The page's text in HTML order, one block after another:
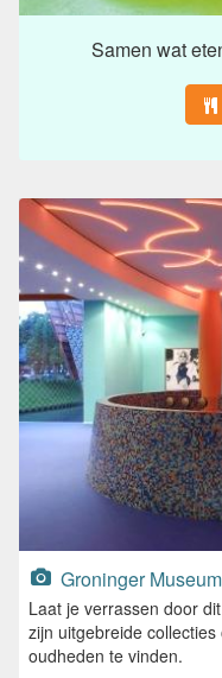
Samen wat
Groninger Museum
Laat je verrassen door
zijn uitgebreide
oudheden te vinden.